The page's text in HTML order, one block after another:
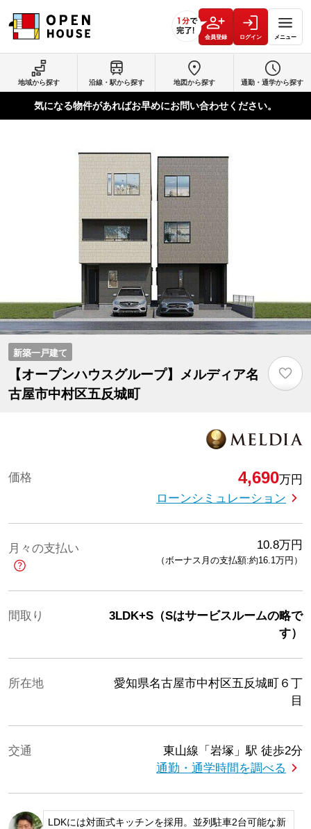
会員登録 ログイン メニュー
地域から探す 沿線・駅から探す 地図から探す 通勤・通学から探す
気になる物件があればお早めにお問い合わせください。
新築一戸建て
【オープンハウスグループ】メルディア名
古屋市中村区五反城町
♡
価格 4,690万円
ローンシミュレーション
月々の支払い 10.8万円
（ボーナス月の支払額:約16.1万円 ）
間取り
3LDK+S（Sはサービスルームの略で
す）
所在地
愛知県名古屋市中村区五反城町６丁
目
交通 東山線「岩塚」駅 徒歩2分
通勤・通学時間を調べる
LDKには対面式キッチンを採用。並列駐車2台可能な新